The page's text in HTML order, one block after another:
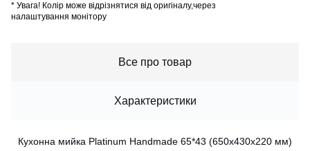
* Увага! Колір може відрізнятися від оригіналу,через
налаштування монітору
Все про товар
Характеристики
Кухонна мийка Platinum Handmade 65*43 (650x430x220 мм)